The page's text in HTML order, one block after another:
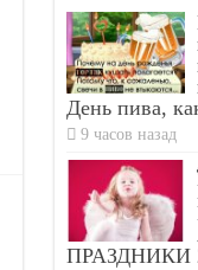
День пива,
9 часов назад
ПРАЗДНИКИ